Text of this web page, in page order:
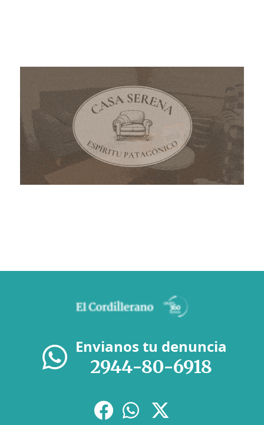
Envianos tu denuncia
2944-80-6918